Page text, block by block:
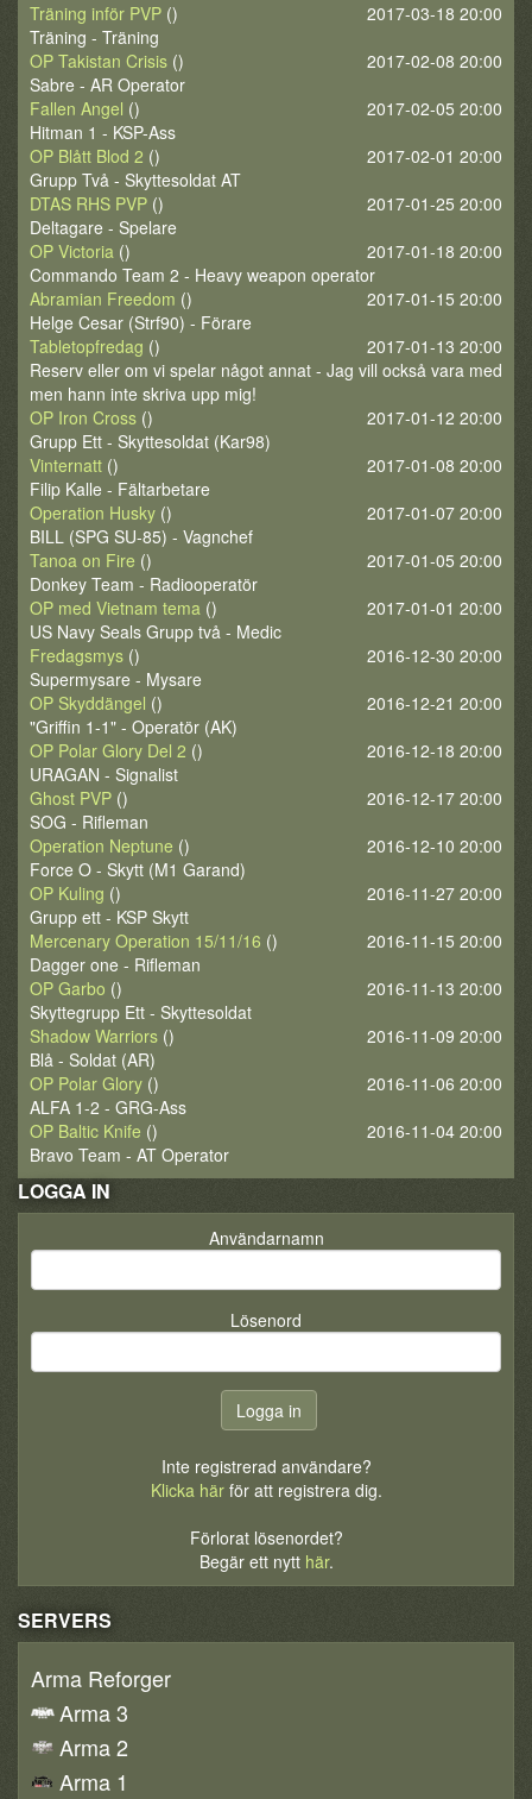
2017-03-18 20:00
Träning inför PVP ()
Träning - Träning
2017-02-08 20:00
OP Takistan Crisis ()
Sabre - AR Operator
2017-02-05 20:00
Fallen Angel ()
Hitman 1 - KSP-Ass
2017-02-01 20:00
OP Blått Blod 2 ()
Grupp Två - Skyttesoldat AT
2017-01-25 20:00
DTAS RHS PVP ()
Deltagare - Spelare
2017-01-18 20:00
OP Victoria ()
Commando Team 2 - Heavy weapon operator
2017-01-15 20:00
Abramian Freedom ()
Helge Cesar (Strf90) - Förare
2017-01-13 20:00
Tabletopfredag ()
Reserv eller om vi spelar något annat - Jag vill också vara med
men hann inte skriva upp mig!
2017-01-12 20:00
OP Iron Cross ()
Grupp Ett - Skyttesoldat (Kar98)
2017-01-08 20:00
Vinternatt ()
Filip Kalle - Fältarbetare
2017-01-07 20:00
Operation Husky ()
BILL (SPG SU-85) - Vagnchef
2017-01-05 20:00
Tanoa on Fire ()
Donkey Team - Radiooperatör
2017-01-01 20:00
OP med Vietnam tema ()
US Navy Seals Grupp två - Medic
2016-12-30 20:00
Fredagsmys ()
Supermysare - Mysare
2016-12-21 20:00
OP Skyddängel ()
"Griffin 1-1" - Operatör (AK)
2016-12-18 20:00
OP Polar Glory Del 2 ()
URAGAN - Signalist
2016-12-17 20:00
Ghost PVP ()
SOG - Rifleman
2016-12-10 20:00
Operation Neptune ()
Force O - Skytt (M1 Garand)
2016-11-27 20:00
OP Kuling ()
Grupp ett - KSP Skytt
2016-11-15 20:00
Mercenary Operation 15/11/16 ()
Dagger one - Rifleman
2016-11-13 20:00
OP Garbo ()
Skyttegrupp Ett - Skyttesoldat
2016-11-09 20:00
Shadow Warriors ()
Blå - Soldat (AR)
2016-11-06 20:00
OP Polar Glory ()
ALFA 1-2 - GRG-Ass
2016-11-04 20:00
OP Baltic Knife ()
Bravo Team - AT Operator
LOGGA IN
Användarnamn
Lösenord
Inte registrerad användare?
Klicka härför att registrera dig.
Förlorat lösenordet?
Begär ett nytt här.
SERVERS
Arma Reforger
Arma 3
Arma 2
Arma 1